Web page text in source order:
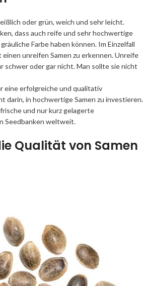
oder grün, weich und sehr leicht.
dass auch reife und sehr hochwertige
Farbe haben können. Im Einzelfall
unreifen Samen zu erkennen. Unreife
schwer oder gar nicht. Man sollte sie nicht
eine erfolgreiche und qualitativ
darin, in hochwertige Samen zu investieren.
und nur kurz gelagerte
Seedbanken weltweit.
Qualität von Samen